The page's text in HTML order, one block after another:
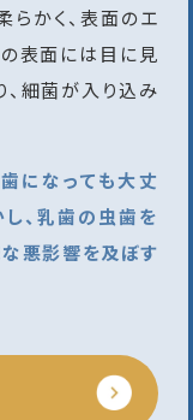
らかく、表面のエ
の表面には目に見
、細菌が入り込み
になっても大丈
、乳歯の虫歯を
な悪影響を及ぼす